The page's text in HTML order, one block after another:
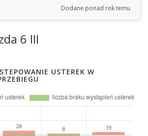
Dodane ponad rok temu
6 III
USTEREK W